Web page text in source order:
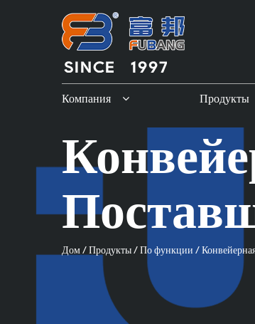
Компания Продукты
Дом / Продукты / По функции /